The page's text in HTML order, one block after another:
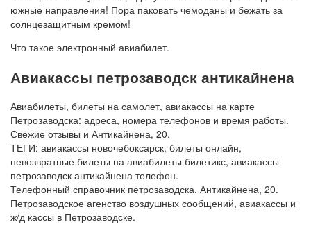
южные направления! Пора паковать чемоданы и бежать за
солнцезащитным кремом!
Что такое электронный авиабилет.
Авиакассы петрозаводск антикайнена
Авиабилеты, билеты на самолет, авиакассы на карте
Петрозаводска: адреса, номера телефонов и время работы.
Свежие отзывы и Антикайнена, 20.
ТЕГИ: авиакассы новочебоксарск, билеты онлайн,
невозвратные билеты на авиабилеты билетикс, авиакассы
петрозаводск антикайнена телефон.
Телефонный справочник петрозаводска. Антикайнена, 20.
Петрозаводское агенство воздушных сообщений, авиакассы и
ж/д кассы в Петрозаводске.